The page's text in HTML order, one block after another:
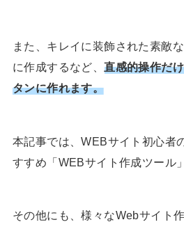
また、キレイに装飾された素敵
に作成するなど、直感的操作だ
タンに作れます。
本記事では、WEBサイト初心者
すすめ「WEBサイト作成ツール
その他にも、様々なWebサイト